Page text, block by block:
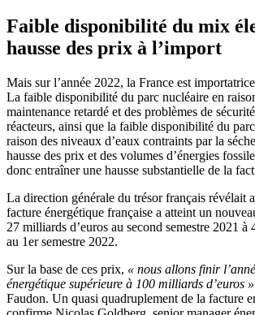
Faible disponibilité du mix
hausse des prix à l’import
Mais sur l’année 2022, la France est
La faible disponibilité du parc nucléaire en
maintenance retardé et des problèmes de
réacteurs, ainsi que la faible disponibilité du
raison des niveaux d’eaux contraints par la
hausse des prix et des volumes d’énergies
donc entraîner une hausse substantielle de la
La direction générale du trésor français révélait
facture énergétique française a atteint un
27 milliards d’euros au second semestre 2021 à
au 1er semestre 2022.
Sur la base de ces prix, « nous allons finir
énergétique supérieure à 100 milliards d’euros »
Faudon. Un quasi quadruplement de la facture